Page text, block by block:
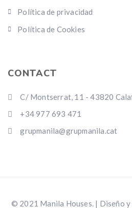
Política de privacidad
Política de Cookies
CONTACT
C/ Montserrat, 11 - 43820
+34 977 693 471
grupmanila@grupmanila.cat
© 2021 Manila Houses. | Diseño